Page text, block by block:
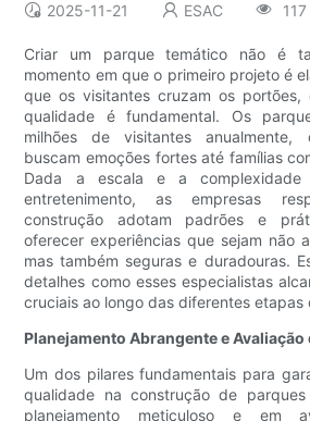
2025-11-21 ESAC 117
Criar um parque temático não é
momento em que o primeiro projeto é
que os visitantes cruzam os portões,
qualidade é fundamental. Os
milhões de visitantes anualmente,
buscam emoções fortes até famílias
Dada a escala e a complexidade
entretenimento, as empresas
construção adotam padrões e
oferecer experiências que sejam não
mas também seguras e duradouras.
detalhes como esses especialistas
cruciais ao longo das diferentes etapas
Planejamento Abrangente e Avaliação
Um dos pilares fundamentais para
qualidade na construção de
planejamento meticuloso e em